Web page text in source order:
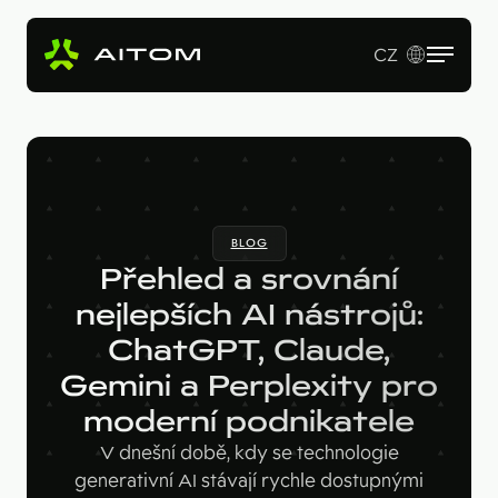
Vstupní studie
Tvorba webu a online aplikací
B2B marketing
AI Copy & SEO Booster
Soutěžní portál
Kariérní web
Pro koho
B2B firmy
Velké značky
Startupy
Technologie
Hotjar
Ahrefs
Google Looker Studio
Naše práce
O nás
Blog
EN
CZ
BLOG
Přehled a srovnání
nejlepších AI nástrojů:
ChatGPT, Claude,
Gemini a Perplexity pro
moderní podnikatele
V dnešní době, kdy se technologie
generativní AI stávají rychle dostupnými